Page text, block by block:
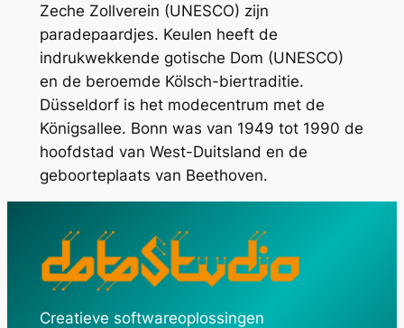
Zeche Zollverein (UNESCO) zijn
paradepaardjes. Keulen heeft de
indrukwekkende gotische Dom (UNESCO)
en de beroemde Kölsch-biertraditie.
Düsseldorf is het modecentrum met de
Königsallee. Bonn was van 1949 tot 1990 de
hoofdstad van West-Duitsland en de
geboorteplaats van Beethoven.
Creatieve softwareoplossingen